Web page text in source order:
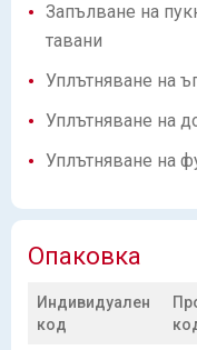
Запълване на
тавани
Уплътняване на
Уплътняване на
Уплътняване на
Опаковка
Индивидуален
код